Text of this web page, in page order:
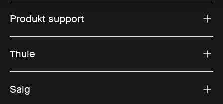
Produkt support
Thule
Salg